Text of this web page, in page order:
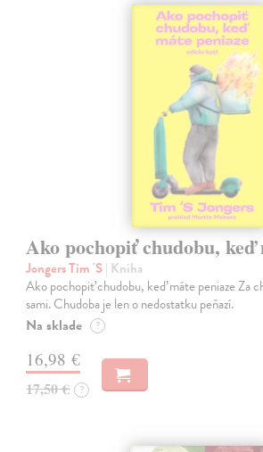
Ako pochopiť chudobu, keď
Jongers Tim 'S| Kniha
Ako pochopiť chudobu, keď máte peniaze Za
sami. Chudoba je len o nedostatku peňazí.
Na sklade ?
16,98 €
17,50 € ?